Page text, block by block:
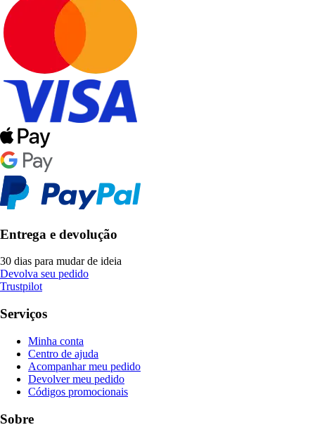
Entrega e devolução
30 dias para mudar de ideia
Devolva seu pedido
Trustpilot
Serviços
Minha conta
Centro de ajuda
Acompanhar meu pedido
Devolver meu pedido
Códigos promocionais
Sobre